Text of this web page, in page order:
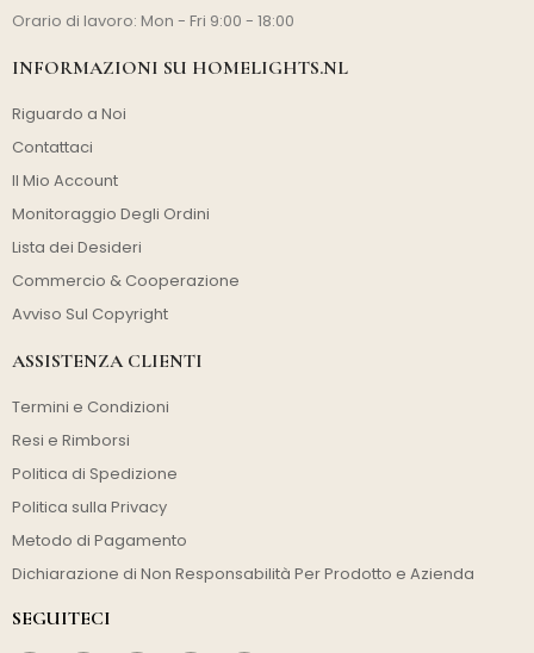
Orario di lavoro: Mon - Fri 9:00 - 18:00
INFORMAZIONI SU HOMELIGHTS.NL
Riguardo a Noi
Contattaci
Il Mio Account
Monitoraggio Degli Ordini
Lista dei Desideri
Commercio & Cooperazione
Avviso Sul Copyright
ASSISTENZA CLIENTI
Termini e Condizioni
Resi e Rimborsi
Politica di Spedizione
Politica sulla Privacy
Metodo di Pagamento
Dichiarazione di Non Responsabilità Per Prodotto e Azienda
SEGUITECI